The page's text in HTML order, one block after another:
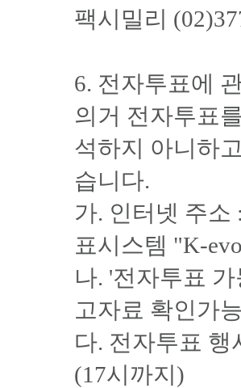
팩시밀리
6. 전자투표에
의거 전자투표
석하지 아니하
습니다.
가. 인터넷 주소
표시스템 "K-
나. '전자투표
고자료 확인가
다. 전자투표 행
(17시까지)